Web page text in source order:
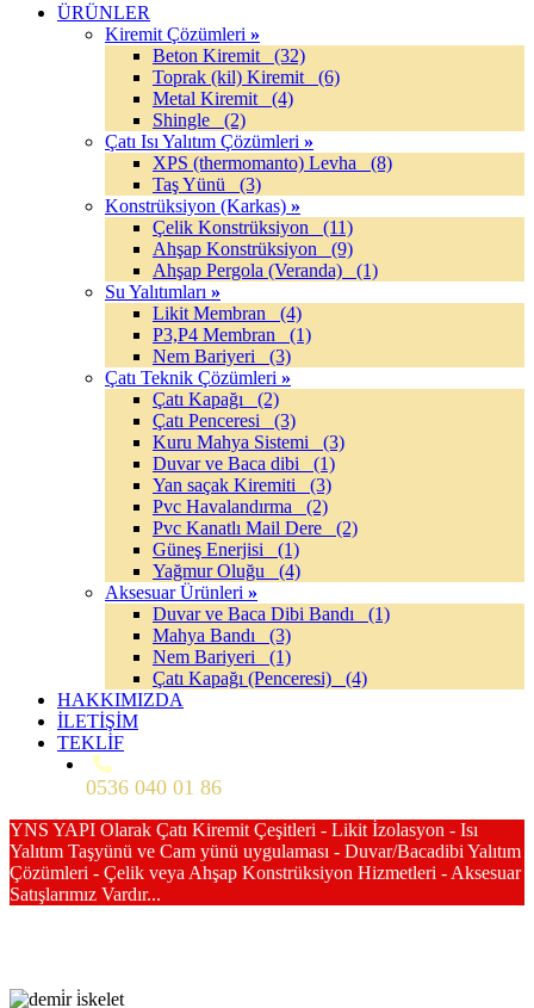
ÜRÜNLER
Kiremit Çözümleri »
Beton Kiremit
(32)
Toprak (kil) Kiremit
(6)
Metal Kiremit
(4)
Shingle
(2)
Çatı Isı Yalıtım Çözümleri »
XPS (thermomanto) Levha
(8)
Taş Yünü
(3)
Konstrüksiyon (Karkas) »
Çelik Konstrüksiyon
(11)
Ahşap Konstrüksiyon
(9)
Ahşap Pergola (Veranda)
(1)
Su Yalıtımları »
Likit Membran
(4)
P3,P4 Membran
(1)
Nem Bariyeri
(3)
Çatı Teknik Çözümleri »
Çatı Kapağı
(2)
Çatı Penceresi
(3)
Kuru Mahya Sistemi
(3)
Duvar ve Baca dibi
(1)
Yan saçak Kiremiti
(3)
Pvc Havalandırma
(2)
Pvc Kanatlı Mail Dere
(2)
Güneş Enerjisi
(1)
Yağmur Oluğu
(4)
Aksesuar Ürünleri »
Duvar ve Baca Dibi Bandı
(1)
Mahya Bandı
(3)
Nem Bariyeri
(1)
Çatı Kapağı (Penceresi)
(4)
HAKKIMIZDA
İLETİŞİM
TEKLİF
0536 040 01 86
YNS YAPI Olarak Çatı Kiremit Çeşitleri - Likit İzolasyon - Isı
Yalıtım Taşyünü ve Cam yünü uygulaması - Duvar/Bacadibi Yalıtım
Çözümleri - Çelik veya Ahşap Konstrüksiyon Hizmetleri - Aksesuar
Satışlarımız Vardır...